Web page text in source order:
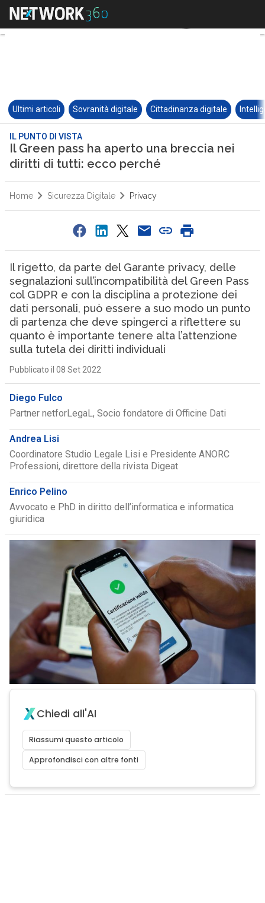
Ultimi articoli Sovranità digitale Cittadinanza digitale
IL PUNTO DI VISTA
Il Green pass ha aperto una breccia nei
diritti di tutti: ecco perché
Home Sicurezza Digitale Privacy
Il rigetto, da parte del Garante privacy, delle
segnalazioni sull’incompatibilità del Green Pass
col GDPR e con la disciplina a protezione dei
dati personali, può essere a suo modo un punto
di partenza che deve spingerci a riflettere su
quanto è importante tenere alta l’attenzione
sulla tutela dei diritti individuali
Pubblicato il 08 Set 2022
Diego Fulco
Partner netforLegaL, Socio fondatore di Officine Dati
Andrea Lisi
Coordinatore Studio Legale Lisi e Presidente ANORC
Professioni, direttore della rivista Digeat
Enrico Pelino
Avvocato e PhD in diritto dell’informatica e informatica
giuridica
Chiedi all'AI
Riassumi questo articolo
Approfondisci con altre fonti